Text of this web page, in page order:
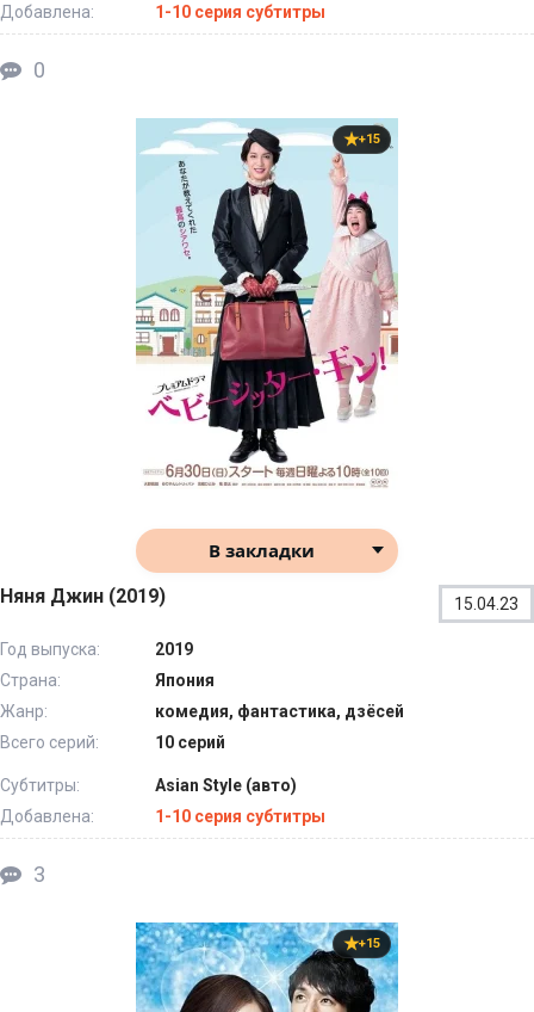
Добавлена:
1-10 серия субтитры
0
+15
В закладки
Няня Джин (2019) 15.04.23
Год выпуска:
2019
Страна:
Япония
Жанр:
комедия, фантастика, дзёсей
Всего серий:
10 серий
Субтитры:
Asian Style (авто)
Добавлена:
1-10 серия субтитры
3
+15